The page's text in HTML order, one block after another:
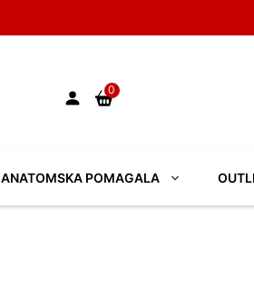
0
ANATOMSKA POMAGALA